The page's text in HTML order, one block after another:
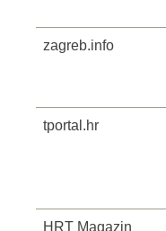
zagreb.info
tportal.hr
HRT Magazin